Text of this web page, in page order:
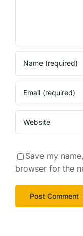
Save my
browser for the